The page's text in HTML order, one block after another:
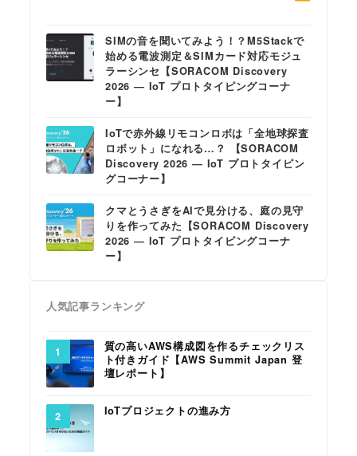
SIMの音を聞いてみよう！？M5Stackで
始める電波測定＆SIMカード対応モジュ
ラーシンセ【SORACOM Discovery
2026 ― IoT プロトタイピングコーナ
ー】
IoTで赤外線リモコンロボは「全地球探査
ロボット」になれる…？ 【SORACOM
Discovery 2026 ― IoT プロトタイピン
グコーナー】
クマとうさぎをAIで見分ける、庭の見守
りを作ってみた【SORACOM Discovery
2026 ― IoT プロトタイピングコーナ
ー】
人気記事ランキング
質の高いAWS構成図を作るチェックリス
ト付きガイド【AWS Summit Japan 登
壇レポート】
IoTプロジェクトの進み方